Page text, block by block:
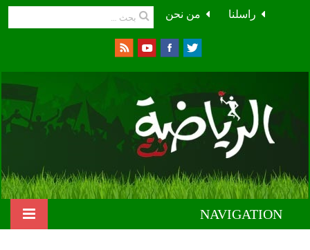
من نحن راسلنا
NAVIGATION